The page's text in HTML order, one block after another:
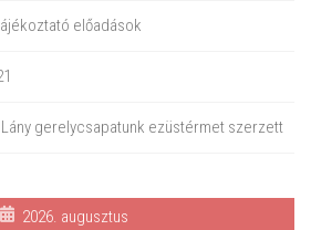
előadások
gerelycsapatunk ezüstérmet szerzett
2026. augusztus